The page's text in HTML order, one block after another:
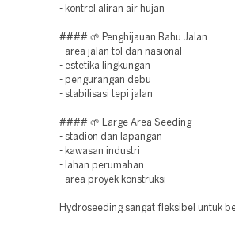
- kontrol aliran air hujan
#### 🌱 Penghijauan Bahu Jalan
- area jalan tol dan nasional
- estetika lingkungan
- pengurangan debu
- stabilisasi tepi jalan
#### 🌱 Large Area Seeding
- stadion dan lapangan
- kawasan industri
- lahan perumahan
- area proyek konstruksi
Hydroseeding sangat fleksibel untuk